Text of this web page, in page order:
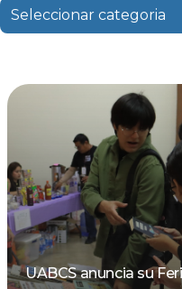
Seleccionar categoria
UABCS anuncia su